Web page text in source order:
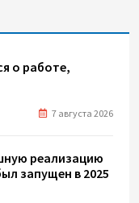
о работе,
7 августа 2026
реализацию
запущен в 2025